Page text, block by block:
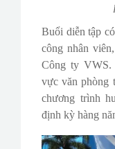
Buổi diễn tập
công nhân
Công ty VWS.
vực văn phòng
chương trình
định kỳ hàng